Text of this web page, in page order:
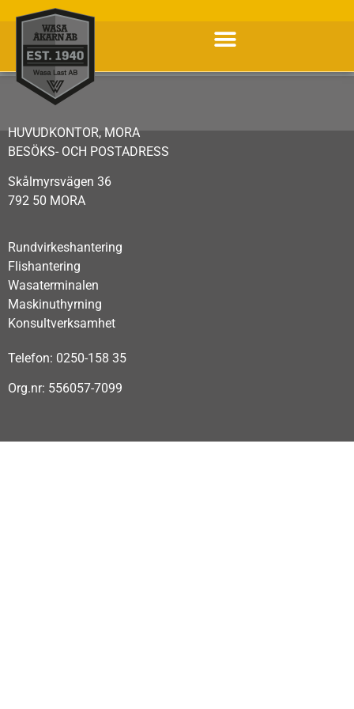
HUVUDKONTOR, MORA
BESÖKS- OCH POSTADRESS
Skålmyrsvägen 36
792 50 MORA
Rundvirkeshantering
Flishantering
Wasaterminalen
Maskinuthyrning
Konsultverksamhet
Telefon: 0250-158 35
Org.nr: 556057-7099